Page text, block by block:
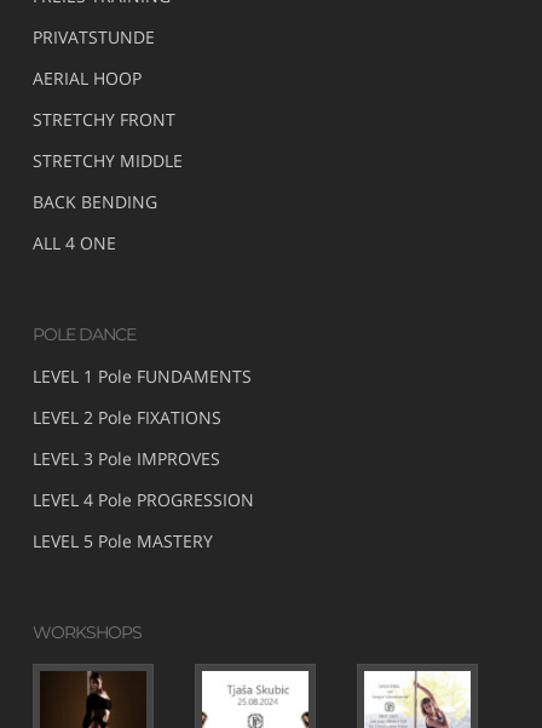
PRIVATSTUNDE
AERIAL HOOP
STRETCHY FRONT
STRETCHY MIDDLE
BACK BENDING
ALL 4 ONE
POLE DANCE
LEVEL 1 Pole FUNDAMENTS
LEVEL 2 Pole FIXATIONS
LEVEL 3 Pole IMPROVES
LEVEL 4 Pole PROGRESSION
LEVEL 5 Pole MASTERY
WORKSHOPS